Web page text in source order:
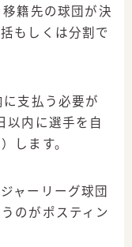
籍先の球団が決
もしくは分割で
支払う必要が
以内に選手を自
します。
ャーリーグ球団
のがポスティン